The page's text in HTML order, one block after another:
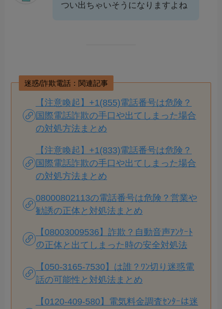
つい出ちゃいそうになりますよね
迷惑/詐欺電話：関連記事
【注意喚起】+1(855)電話番号は危険？
国際電話詐欺の手口や出てしまった場合
の対処方法まとめ
【注意喚起】+1(833)電話番号は危険？
国際電話詐欺の手口や出てしまった場合
の対処方法まとめ
08000802113の電話番号は危険？営業や
勧誘の正体と対処法まとめ
【08003009536】詐欺？自動音声ｱﾝｹｰﾄ
の正体と出てしまった時の安全対処法
【050-3165-7530】は誰？ﾜﾝ切り迷惑電
話の可能性と対処法まとめ
【0120-409-580】電気料金調査ｾﾝﾀｰは迷